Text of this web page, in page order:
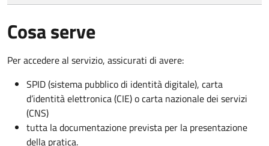
Cosa serve
Per accedere al servizio, assicurati di avere:
SPID (sistema pubblico di identità digitale), carta
d’identità elettronica (CIE) o carta nazionale dei servizi
(CNS)
tutta la documentazione prevista per la presentazione
della pratica.